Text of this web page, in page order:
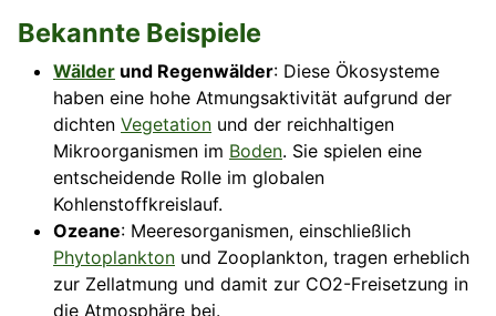
Bekannte Beispiele
Wälder und Regenwälder: Diese Ökosysteme
haben eine hohe Atmungsaktivität aufgrund der
dichten Vegetation und der reichhaltigen
Mikroorganismen im Boden. Sie spielen eine
entscheidende Rolle im globalen
Kohlenstoffkreislauf.
Ozeane: Meeresorganismen, einschließlich
Phytoplankton und Zooplankton, tragen erheblich
zur Zellatmung und damit zur CO2-Freisetzung in
die Atmosphäre bei.